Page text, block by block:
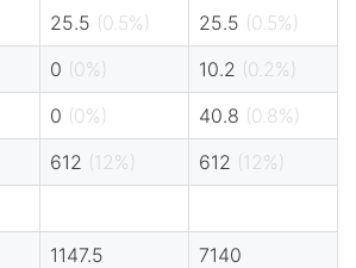
25.5 (0.5%) 25.5 (0.5%)
0 (0%) 10.2 (0.2%)
0 (0%) 40.8 (0.8%)
612 (12%) 612 (12%)
1147.5
7140